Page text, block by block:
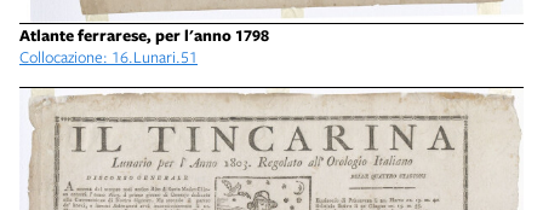
Atlante ferrarese, per l'anno 1798
Collocazione: 16.Lunari.51